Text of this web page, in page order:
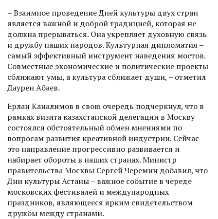
– Взаимное проведение Дней культуры двух стран
является важной и доброй традицией, которая не
должна прерываться. Она укрепляет духовную связь
и дружбу наших народов. Культурная дипломатия –
самый эффективный инструмент наведения мостов.
Совместные экономические и политические проекты
сближают умы, а культура сближает души, – отметил
Даурен Абаев.
Ерлан Каналимов в свою очередь подчеркнул, что в
рамках визита казахстанской делегации в Москву
состоялся обстоятельный обмен мнениями по
вопросам развития креативной индуст­рии. Сейчас
это направление прогрессивно развивается и
набирает обороты в наших странах. Министр
правительства Москвы Сергей Черемин добавил, что
Дни культуры Астаны – важное событие в череде
московских фестивалей и международных
праздников, являющееся ярким свидетельством
дружбы между странами.